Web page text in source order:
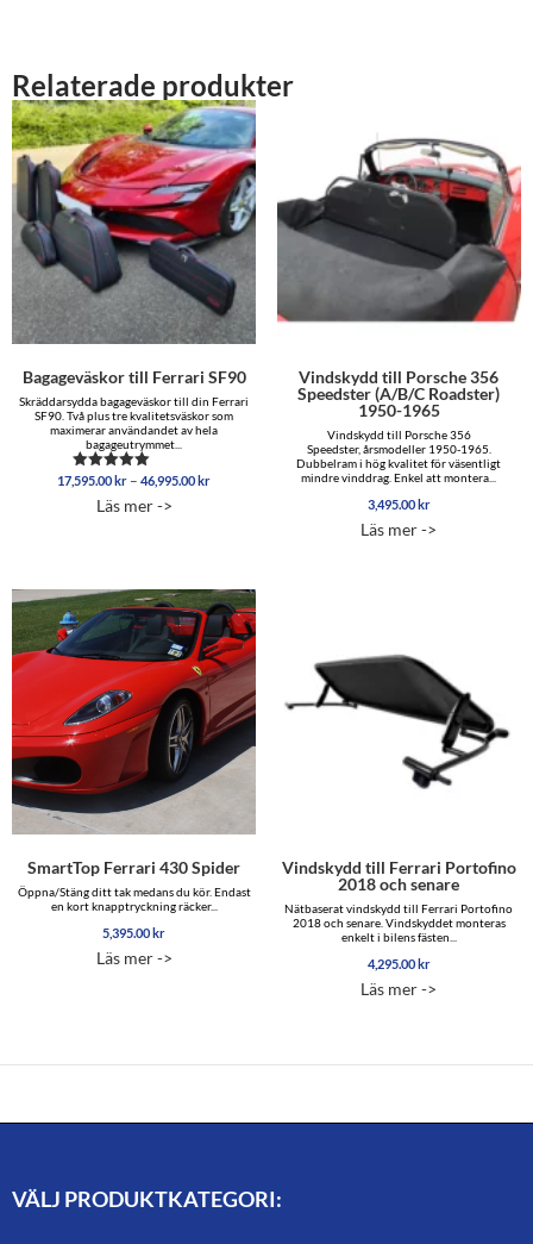
Relaterade produkter
Bagageväskor till Ferrari SF90
Skräddarsydda bagageväskor till din Ferrari
SF90. Två plus tre kvalitetsväskor som
maximerar användandet av hela
bagageutrymmet...
Betygsatt
av 5
17,595.00 kr – 46,995.00 krPrisintervall:
Läs mer ->
Vindskydd till Porsche 356
Speedster (A/B/C Roadster)
1950-1965
Vindskydd till Porsche 356
Speedster, årsmodeller 1950-1965.
Dubbelram i hög kvalitet för väsentligt
mindre vinddrag. Enkel att montera...
3,495.00 kr
Läs mer ->
SmartTop Ferrari 430 Spider
Öppna/Stäng ditt tak medans du kör. Endast
en kort knapptryckning räcker...
5,395.00kr
Läs mer ->
Vindskydd till Ferrari Portofino
2018 och senare
Nätbaserat vindskydd till Ferrari Portofino
2018 och senare. Vindskyddet monteras
enkelt i bilens fästen...
4,295.00kr
Läs mer ->
VÄLJ PRODUKTKATEGORI: